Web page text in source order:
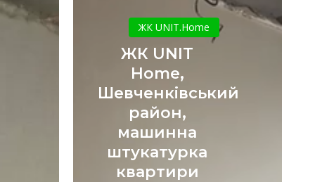
UNIT
Home,
район,
машинна
штукатурка
квартири
ЖК UNIT.Home
ЖК UNIT
Home,
Шевченківський
район,
машинна
штукатурка
квартири